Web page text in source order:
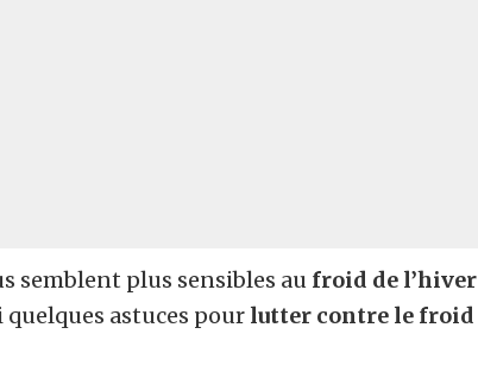
semblent plus sensibles au froid de l’hiver
astuces pour lutter contre le froid